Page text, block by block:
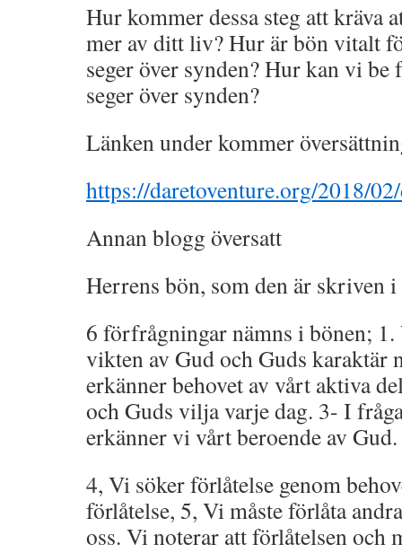
Hur kommer dessa steg att kräva
mer av ditt liv? Hur är bön vitalt
seger över synden? Hur kan vi be
seger över synden?
Länken under kommer
https://daretoventure.org/2018/
Annan blogg översatt
Herrens bön, som den är skriven
6 förfrågningar nämns i bönen;
vikten av Gud och Guds karaktär
erkänner behovet av vårt aktiva
och Guds vilja varje dag. 3- I
erkänner vi vårt beroende av Gud.
4, Vi söker förlåtelse genom
förlåtelse, 5, Vi måste förlåta
oss. Vi noterar att förlåtelsen och